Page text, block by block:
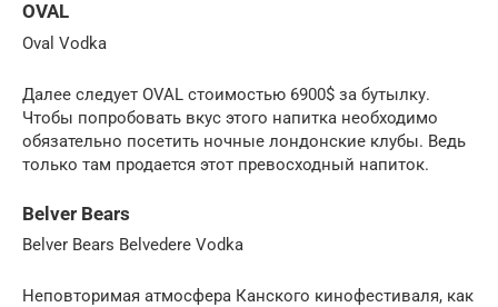
OVAL
Oval Vodka
Далее следует OVAL стоимостью 6900$ за бутылку.
Чтобы попробовать вкус этого напитка необходимо
обязательно посетить ночные лондонские клубы. Ведь
только там продается этот превосходный напиток.
Belver Bears
Belver Bears Belvedere Vodka
Неповторимая атмосфера Канского кинофестиваля, как